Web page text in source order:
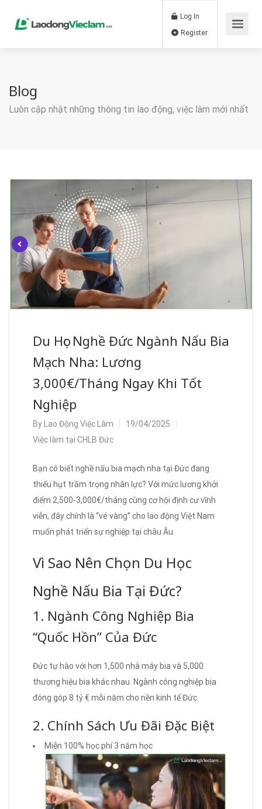
Log In
Blog
Luôn cập nhật những thông tin lao động, việc làm mới nhất
Du Học Nghề Đức Ngành Nấu Bia
Mạch Nha: Lương
3,000€/Tháng Ngay Khi Tốt
Nghiệp
By Lao Động Việc Làm
19/04/2025
Việc làm tại CHLB Đức
Bạn có biết nghề nấu bia mạch nha tại Đức đang
thiếu hụt trầm trọng nhân lực? Với mức lương khởi
điểm 2,500-3,000€/tháng cùng cơ hội định cư vĩnh
viễn, đây chính là “vé vàng” cho lao động Việt Nam
muốn phát triển sự nghiệp tại châu Âu.
Vì Sao Nên Chọn Du Học
Nghề Nấu Bia Tại Đức?
1. Ngành Công Nghiệp Bia
“Quốc Hồn” Của Đức
Đức tự hào với hơn 1,500 nhà máy bia và 5,000
thương hiệu bia khác nhau. Ngành công nghiệp bia
đóng góp 8 tỷ € mỗi năm cho nền kinh tế Đức.
2. Chính Sách Ưu Đãi Đặc Biệt
Miễn 100% học phí 3 năm học